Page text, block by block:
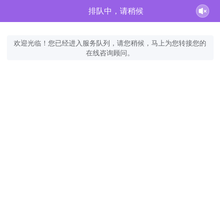
排队中，请稍候
欢迎光临！您已经进入服务队列，请您稍候，马上为您转接您的
在线咨询顾问。